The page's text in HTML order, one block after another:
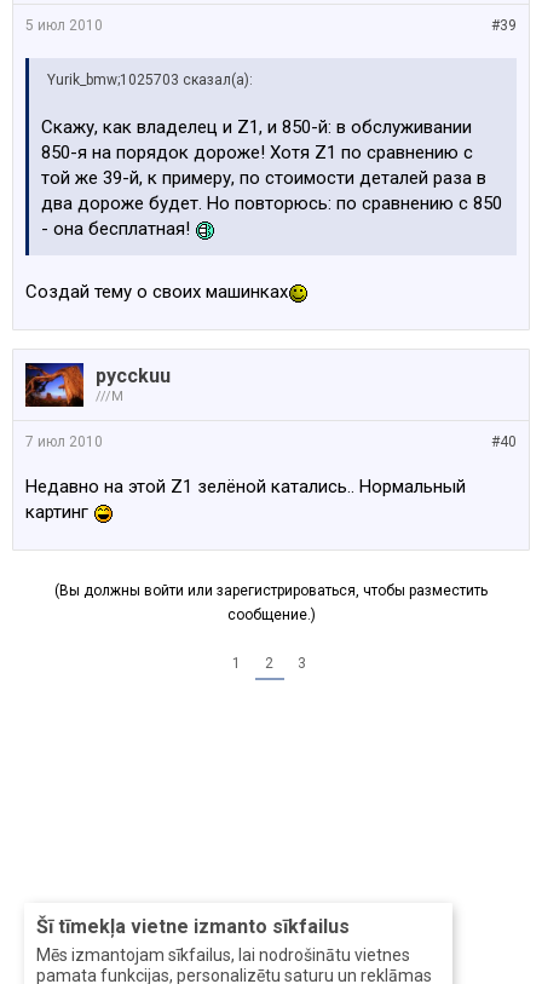
Šī tīmekļa vietne izmanto sīkfailus
Mēs izmantojam sīkfailus, lai nodrošinātu vietnes
pamata funkcijas, personalizētu saturu un reklāmas
#39
5 июл 2010
Yurik_bmw;1025703 сказал(а):
Скажу, как владелец и Z1, и 850-й: в обслуживании
850-я на порядок дороже! Хотя Z1 по сравнению с
той же 39-й, к примеру, по стоимости деталей раза в
два дороже будет. Но повторюсь: по сравнению с 850
- она бесплатная!
Создай тему о своих машинках
pycckuu
///M
#40
7 июл 2010
Недавно на этой Z1 зелёной катались.. Нормальный
картинг
(Вы должны войти или зарегистрироваться, чтобы разместить
сообщение.)
1 2 3